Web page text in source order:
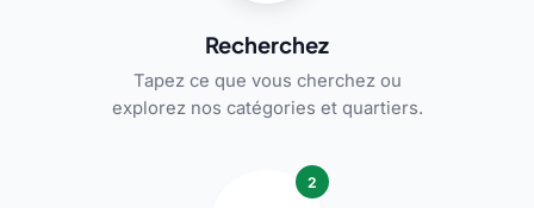
Recherchez
Tapez ce que vous cherchez ou
explorez nos catégories et quartiers.
2